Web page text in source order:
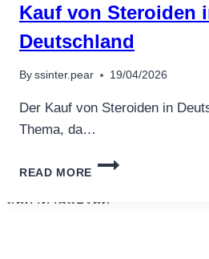
อุปกรณ์เครื่องใช้ภายในครัว
อุปกรณ์เครื่องใช้ภายในครัว
เตาอบไฟฟ้า
หม้อทอดไร้น้ำมัน
กาน้ำร้อน
เครื่องปั่นผลไม้
สินค้าตามแบรนด์
Kauf von Steroiden
Deutschland
By ssinter.pear 19/04/2026
Der Kauf von Steroiden in
Thema, da…
READ MORE
ZUVERLÄSSIGE